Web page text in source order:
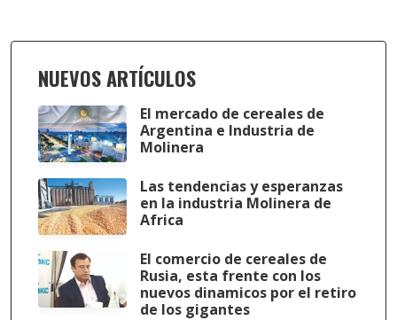
NUEVOS ARTÍCULOS
El mercado de cereales de
Argentina e Industria de
Molinera
Las tendencias y esperanzas
en la industria Molinera de
Africa
El comercio de cereales de
Rusia, esta frente con los
nuevos dinamicos por el retiro
de los gigantes